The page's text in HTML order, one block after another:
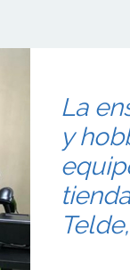
La
y